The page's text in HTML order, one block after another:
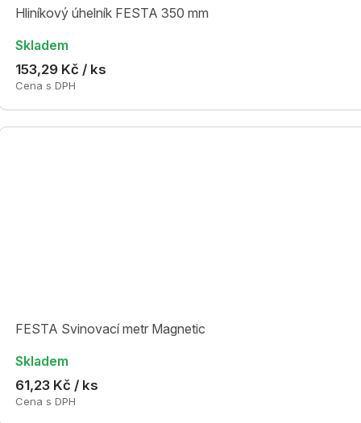
Hliníkový úhelník FESTA 350 mm
Skladem
153,29 Kč / ks
Cena s DPH
FESTA Svinovací metr Magnetic
Skladem
61,23 Kč / ks
Cena s DPH